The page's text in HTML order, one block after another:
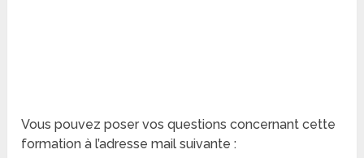
Vous pouvez poser vos questions concernant cette
formation à l’adresse mail suivante :